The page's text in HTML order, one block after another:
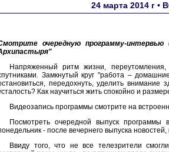
24 марта 2014 г
очередную программу-
Напряженный ритм жизни,
Замкнутый круг "работа –
передохнуть, уделить
Как научиться жить спокойно и
Видеозапись программы смотрите на
Посмотреть очередной выпуск
- после вечернего выпуска
Ввиду того, что не все телезрители